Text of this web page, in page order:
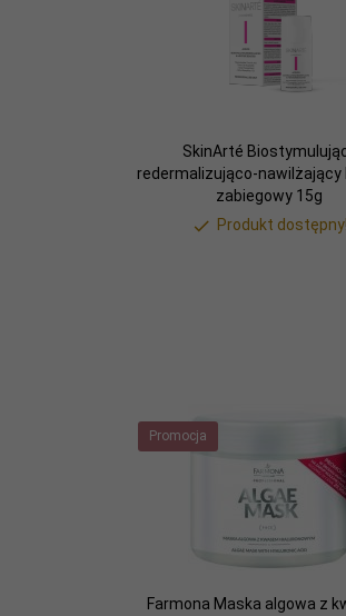
SkinArté
redermalizująco-
zabiegowy 15g
Produkt dostępny!
Promocja
Farmona Maska algowa z